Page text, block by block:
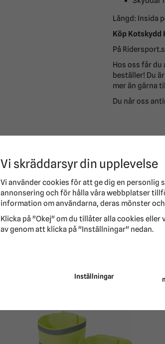
Längd: Insida
Köp Kotskydd
På
Hos oss får
beställer! Du
mer än gärna
Du når oss
Vi skräddarsyr din upplevelse
Vi använder cookies för att ge dig en personlig
annonsering och för hålla våra webbplatser
information om användarna, deras mönster
Klicka på "Okej" om du tillåter alla cookies
av genom att klicka på "Inställningar" nedan.
Inställningar